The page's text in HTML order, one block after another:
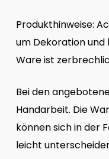
Produkthinweise:
um Dekoration und
Ware ist
Bei den
Handarbeit. Die
können sich in der
leicht